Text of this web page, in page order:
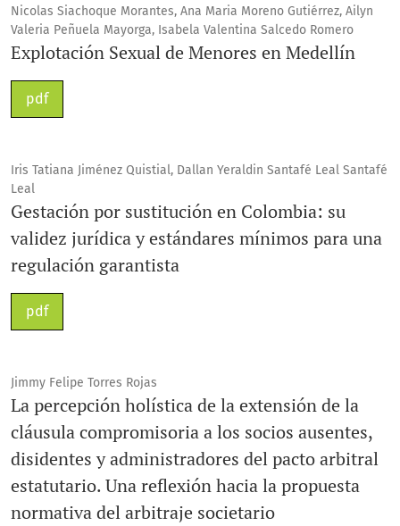
Nicolas Siachoque Morantes, Ana Maria Moreno Gutiérrez, Ailyn
Valeria Peñuela Mayorga, Isabela Valentina Salcedo Romero
Explotación Sexual de Menores en Medellín
pdf
Iris Tatiana Jiménez Quistial, Dallan Yeraldin Santafé Leal Santafé
Leal
Gestación por sustitución en Colombia: su
validez jurídica y estándares mínimos para una
regulación garantista
pdf
Jimmy Felipe Torres Rojas
La percepción holística de la extensión de la
cláusula compromisoria a los socios ausentes,
disidentes y administradores del pacto arbitral
estatutario. Una reflexión hacia la propuesta
normativa del arbitraje societario